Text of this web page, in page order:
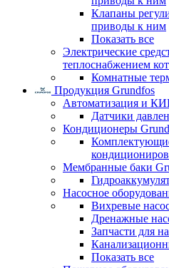
Клапаны
приводы к ним
Показать все
Электрические
теплоснабжением
Комнатные
Продукция Grundfos
Автоматизация и
Датчики
Кондиционеры
Мембранные баки
Насосное
Вихревые
Дренажные
Запчасти для
Показать все